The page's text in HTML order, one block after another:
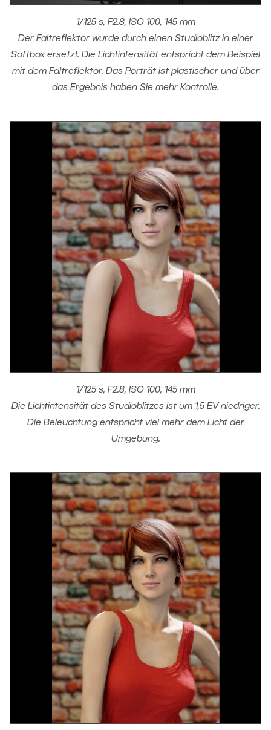
1/125 s, F2.8, ISO 100, 145 mm
Der Faltreflektor wurde durch einen Studioblitz in einer
Softbox ersetzt. Die Lichtintensität entspricht dem Beispiel
mit dem Faltreflektor. Das Porträt ist plastischer und über
das Ergebnis haben Sie mehr Kontrolle.
1/125 s, F2.8, ISO 100, 145 mm
Die Lichtintensität des Studioblitzes ist um 1,5 EV niedriger.
Die Beleuchtung entspricht viel mehr dem Licht der
Umgebung.